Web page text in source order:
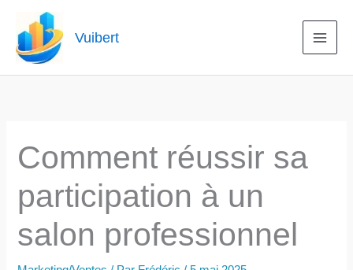
contenu
Vuibert
Comment réussir sa
participation à un
salon professionnel